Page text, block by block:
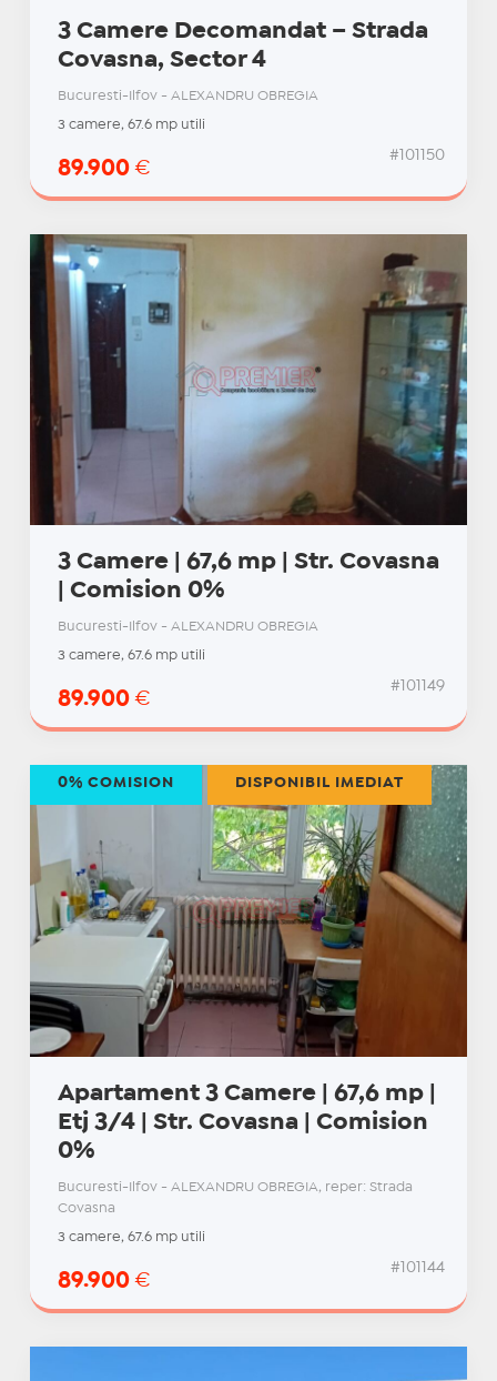
3 Camere Decomandat – Strada
Covasna, Sector 4
Bucuresti-Ilfov - ALEXANDRU OBREGIA
3 camere, 67.6 mp utili
89.900 €
#101150
3 Camere | 67,6 mp | Str. Covasna
| Comision 0%
Bucuresti-Ilfov - ALEXANDRU OBREGIA
3 camere, 67.6 mp utili
89.900 €
#101149
Apartament 3 Camere | 67,6 mp |
Etj 3/4 | Str. Covasna | Comision
0%
Bucuresti-Ilfov - ALEXANDRU OBREGIA, reper: Strada
Covasna
3 camere, 67.6 mp utili
89.900 €
#101144
0% COMISION DISPONIBIL IMEDIAT